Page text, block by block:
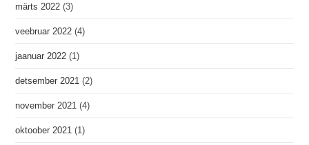
märts 2022 (3)
veebruar 2022 (4)
jaanuar 2022 (1)
detsember 2021 (2)
november 2021 (4)
oktoober 2021 (1)